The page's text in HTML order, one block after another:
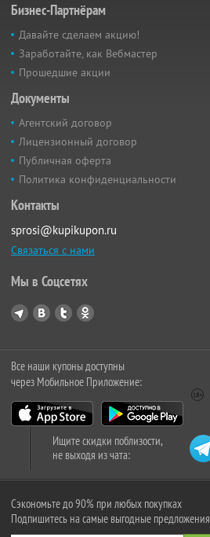
Бизнес-Партнёрам
Давайте сделаем акцию!
Заработайте, как Вебмастер
Прошедшие акции
Документы
Агентский договор
Лицензионный договор
Публичная оферта
Политика конфиденциальности
Контакты
sprosi@kupikupon.ru
Связаться с нами
Мы в Соцсетях
Все наши купоны доступны
через Мобильное Приложение:
Ищите скидки поблизости,
не выходя из чата:
Сэкономьте до 90% при любых покупках
Подпишитесь на самые выгодные предложения